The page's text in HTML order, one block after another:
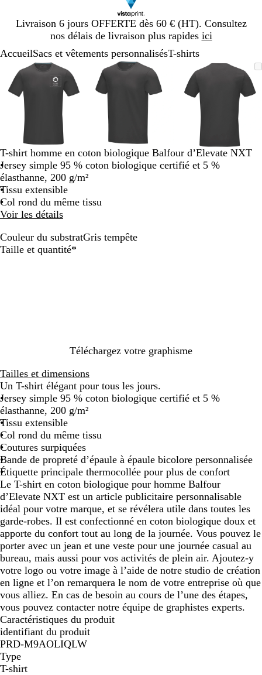
Livraison 6 jours OFFERTE dès 60 € (HT). Consultez
nos délais de livraison plus rapides ici
Diapositive
1
AccueilSacs et vêtements personnalisésT-shirts
Image
zoomable
Zoom
au
minimum
Cliquez
pour
développer
Utilisez
les
touches
moins
zoomer
et
les
touches
fléchées
pour
défiler
Image
zoomable
Zoom
minimum
Cliquez
développer
Utilisez
touches
moins
pour
zoomer
et
défiler
Image
zoomable
Zoom
minimum
Cliquez
Utilisez
touches
moins
zoomer
et
Diapositive
sur
T-shirt homme en coton biologique Balfour d’Elevate NXT
Jersey simple 95 % coton biologique certifié et 5 %
élasthanne, 200 g/m²
Tissu extensible
Col rond du même tissu
Voir les détails
Couleur du substratGris tempête
G
e
Taille et quantité*
Téléchargez votre graphisme
Tailles et dimensions
Un T-shirt élégant pour tous les jours.
Jersey simple 95 % coton biologique certifié et 5 %
élasthanne, 200 g/m²
Tissu extensible
Col rond du même tissu
Coutures surpiquées
Bande de propreté d’épaule à épaule bicolore personnalisée
Étiquette principale thermocollée pour plus de confort
Le T-shirt en coton biologique pour homme Balfour
d’Elevate NXT est un article publicitaire personnalisable
idéal pour votre marque, et se révélera utile dans toutes les
garde-robes. Il est confectionné en coton biologique doux et
apporte du confort tout au long de la journée. Vous pouvez le
porter avec un jean et une veste pour une journée casual au
bureau, mais aussi pour vos activités de plein air. Ajoutez-y
votre logo ou votre image à l’aide de notre studio de création
en ligne et l’on remarquera le nom de votre entreprise où que
vous alliez. En cas de besoin au cours de l’une des étapes,
vous pouvez contacter notre équipe de graphistes experts.
Caractéristiques du produit
identifiant du produit
PRD-M9AOLIQLW
Type
T-shirt